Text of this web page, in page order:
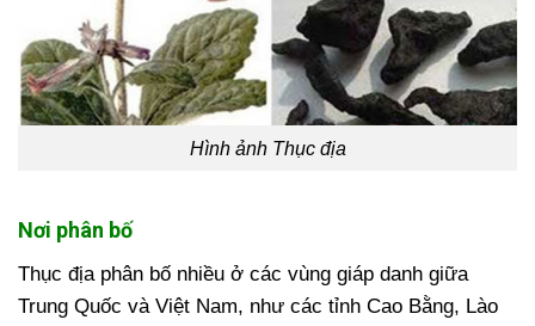
Hình ảnh Thục địa
Nơi phân bố
Thục địa phân bố nhiều ở các vùng giáp danh giữa
Trung Quốc và Việt Nam, như các tỉnh Cao Bằng, Lào